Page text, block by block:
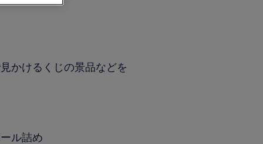
かけるくじの景品などを
ル詰め